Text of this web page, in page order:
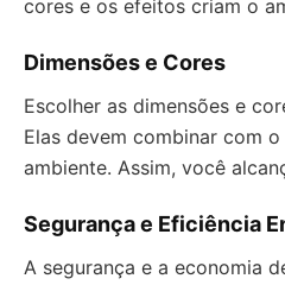
cores e os efeitos criam o
Dimensões e Cores
Escolher as dimensões e
Elas devem combinar com
ambiente. Assim, você
Segurança e Eficiência
A segurança e a economia